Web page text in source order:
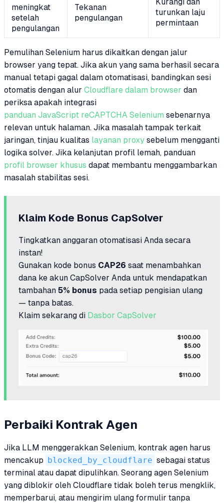
meningkat
setelah
pengulangan
Tekanan
pengulangan
turunkan laju
permintaan
Pemulihan Selenium harus dikaitkan dengan jalur
browser yang tepat. Jika akun yang sama berhasil secara
manual tetapi gagal dalam otomatisasi, bandingkan sesi
otomatis dengan alur Cloudflare dalam browser dan
periksa apakah integrasi
panduan JavaScript reCAPTCHA Selenium sebenarnya
relevan untuk halaman. Jika masalah tampak terkait
jaringan, tinjau kualitas layanan proxy sebelum mengganti
logika solver. Jika kelanjutan profil lemah, panduan
profil browser khusus dapat membantu menggambarkan
masalah stabilitas sesi.
Klaim Kode Bonus CapSolver
Tingkatkan anggaran otomatisasi Anda secara
instan!
Gunakan kode bonus CAP26 saat menambahkan
dana ke akun CapSolver Anda untuk mendapatkan
tambahan 5% bonus pada setiap pengisian ulang
— tanpa batas.
Klaim sekarang di Dasbor CapSolver
Perbaiki Kontrak Agen
Jika LLM menggerakkan Selenium, kontrak agen harus
mencakup blocked_by_cloudflare sebagai status
terminal atau dapat dipulihkan. Seorang agen Selenium
yang diblokir oleh Cloudflare tidak boleh terus mengklik,
memperbarui, atau mengirim ulang formulir tanpa